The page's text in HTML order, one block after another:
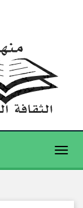
Toggle